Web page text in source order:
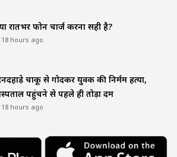
रातभर फोन चार्ज करना सही है?
18 hours ago
चाकू से गोदकर युवक की निर्मम हत्या,
पहुंचने से पहले ही तोड़ा दम
18 hours ago